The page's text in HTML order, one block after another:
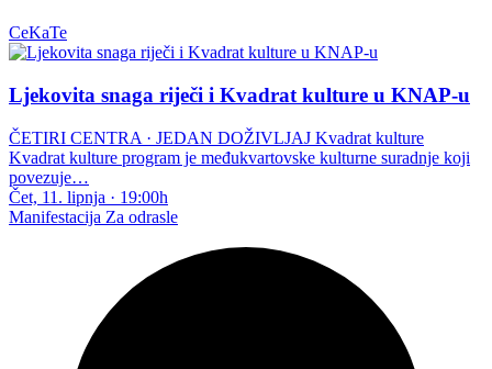
CeKaTe
Ljekovita snaga riječi i Kvadrat kulture u KNAP-u
ČETIRI CENTRA · JEDAN DOŽIVLJAJ Kvadrat kulture
Kvadrat kulture program je međukvartovske kulturne suradnje koji
povezuje…
Čet, 11. lipnja · 19:00h
Manifestacija Za odrasle